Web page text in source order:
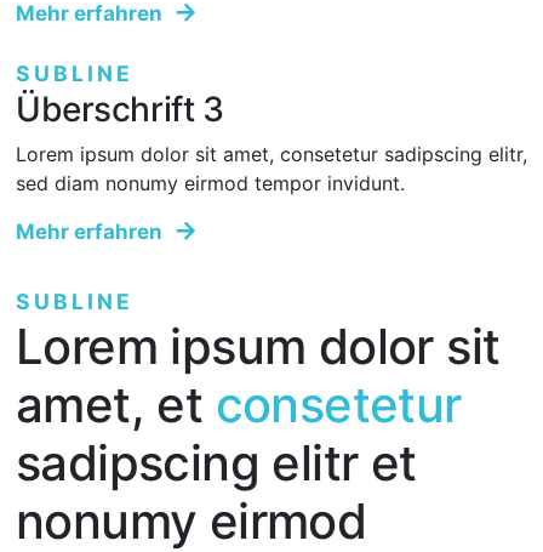
Mehr erfahren
SUBLINE
Überschrift 3
Lorem ipsum dolor sit amet, consetetur sadipscing elitr,
sed diam nonumy eirmod tempor invidunt.
Mehr erfahren
SUBLINE
Lorem ipsum dolor sit
amet, et consetetur
sadipscing elitr et
nonumy eirmod